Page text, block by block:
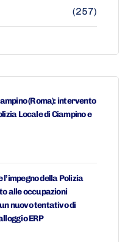
(257)
(Roma): intervento
Locale di Ciampino e
della Polizia
alle occupazioni
nuovo tentativo di
ERP